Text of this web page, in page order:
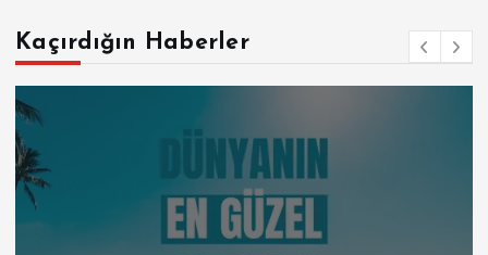
Kaçırdığın Haberler